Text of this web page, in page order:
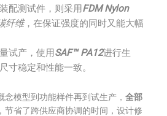
配测试件，则采用FDM Nylon
纤维，在保证强度的同时又能大幅
试产，使用SAF™ PA12进行生
寸稳定和性能一致。
模型到功能样件再到试生产， 全部
，节省了跨供应商协调的时间，设计修